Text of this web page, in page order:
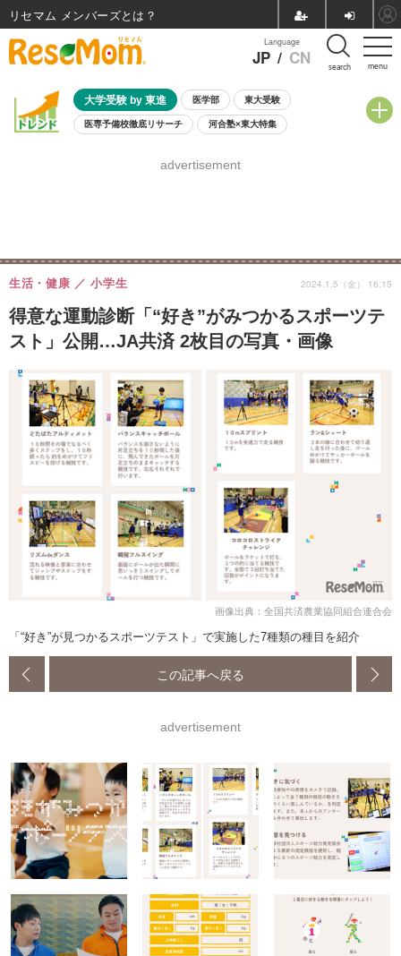
menu
Language
JP / CN search
大学受験 by 東進 医学部 東大受験
医専予備校徹底リサーチ 河合塾×東大特集
8月開催学校説明会・相談会
advertisement
得意な運動診断「“好き”がみつかるスポーツテ
スト」公開…JA共済 2枚目の写真・画像
生活・健康 小学生 2024.1.5（金） 16:15
画像出典：全国共済農業協同組合連合会
「“好き”が見つかるスポーツテスト」で実施した7種類の種目を紹介
この記事へ戻る
advertisement
リセマム メンバーズ